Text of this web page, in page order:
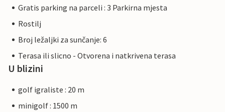
Gratis parking na parceli : 3 Parkirna mjesta
Rostilj
Broj ležaljki za sunčanje: 6
Terasa ili slicno - Otvorena i natkrivena terasa
U blizini
golf igraliste : 20 m
minigolf : 1500 m